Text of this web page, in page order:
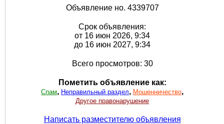
Объявление но. 4339707
Срок объявления:
от 16 июн 2026, 9:34
до 16 июн 2027, 9:34
Всего просмотров: 30
Пометить объявление как:
Спам, Неправильный раздел, Мошенничество,
Другое правонарушение
Написать разместителю объявления